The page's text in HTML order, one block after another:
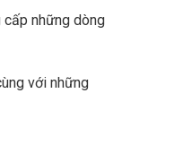
cấp những dòng
với những